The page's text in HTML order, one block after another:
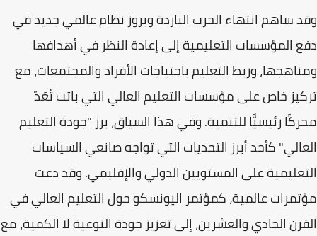
وقد ساهم انتهاء الحرب الباردة وبروز نظام عالمي جديد في
دفع المؤسسات التعليمية إلى إعادة النظر في أهدافها
ومناهجها، وربط التعليم باحتياجات الأفراد والمجتمعات، مع
تركيز خاص على مؤسسات التعليم العالي التي باتت تُعَدّ
محركًا رئيسيًّا للتنمية. وفي هذا السياق، برز "جودة التعليم
العالي" كأحد أبرز التحديات التي تواجه صانعي السياسات
التعليمية على المستويين الدولي والإقليمي. وقد دعت
مؤتمرات عالمية، كمؤتمر اليونسكو حول التعليم العالي في
القرن الحادي والعشرين، إلى تعزيز جودة النوعية لا الكمية، مع